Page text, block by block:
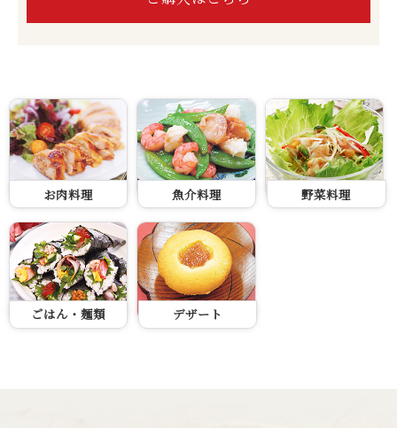
お肉料理 魚介料理 野菜料理
ごはん・麺類 デザート